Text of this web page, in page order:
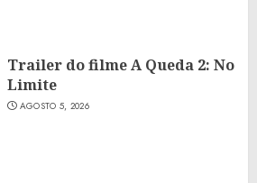
Trailer do filme A Queda 2: No
Limite
AGOSTO 5, 2026